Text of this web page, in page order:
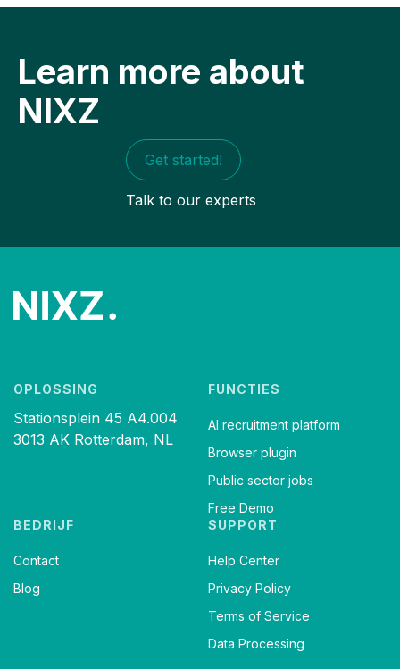
Learn more about
NIXZ
Get started!
Talk to our experts
OPLOSSING
Stationsplein 45 A4.004
3013 AK Rotterdam, NL
FUNCTIES
AI recruitment platform
Browser plugin
Public sector jobs
Free Demo
BEDRIJF
Contact
Blog
SUPPORT
Help Center
Privacy Policy
Terms of Service
Data Processing